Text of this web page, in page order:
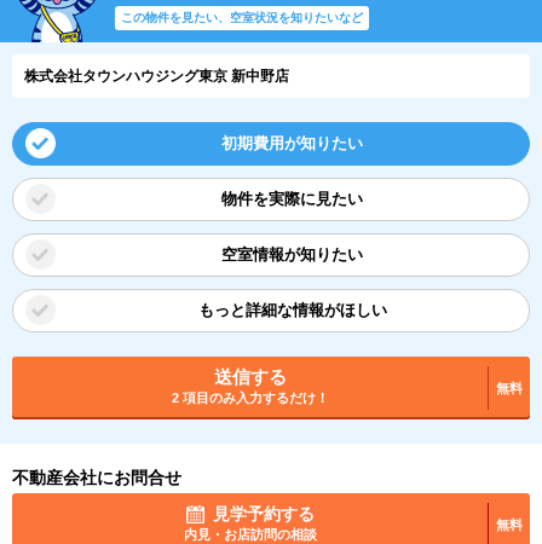
この物件を見たい、空室状況を知りたいなど
株式会社タウンハウジング東京 新中野店
初期費用が知りたい
物件を実際に見たい
空室情報が知りたい
もっと詳細な情報がほしい
送信する
2 項目のみ入力するだけ！
無料
不動産会社にお問合せ
見学予約する
内見・お店訪問の相談
無料